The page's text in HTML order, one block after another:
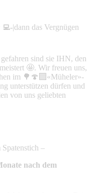
|dann das Vergnügen
sind sie IHN, den
🤩. Wir freuen uns,
im 🌳🍄‍🟫«Müheler»-
unterstützen dürfen und
von uns geliebten
nach dem